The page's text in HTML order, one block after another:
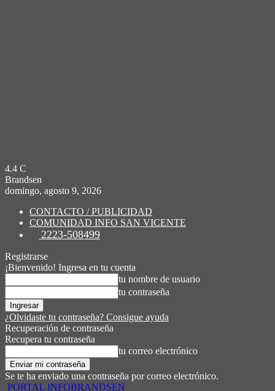
4.4 C
Brandsen
domingo, agosto 9, 2026
CONTACTO / PUBLICIDAD
COMUNIDAD INFO SAN VICENTE
2223-508499
Registrarse
¡Bienvenido! Ingresa en tu cuenta
tu nombre de usuario
tu contraseña
¿Olvidaste tu contraseña? Consigue ayuda
Recuperación de contraseña
Recupera tu contraseña
tu correo electrónico
Se te ha enviado una contraseña por correo electrónico.
PORTAL INFOBRANDSEN